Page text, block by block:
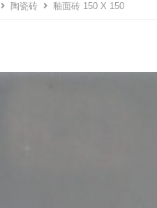
陶瓷砖 釉面砖 150 X 150